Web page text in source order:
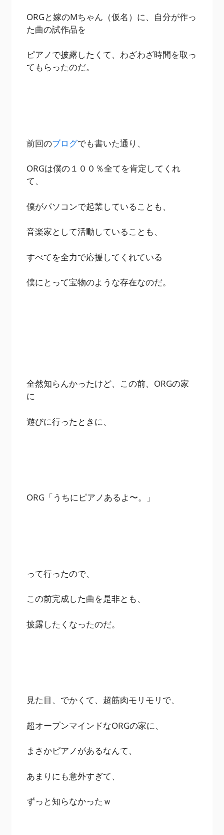
ORGと嫁のMちゃん（仮名）に、自分が作っ
た曲の試作品を
ピアノで披露したくて、わざわざ時間を取っ
てもらったのだ。
前回のブログでも書いた通り、
ORGは僕の１００％全てを肯定してくれ
て、
僕がパソコンで起業していることも、
音楽家として活動していることも、
すべてを全力で応援してくれている
僕にとって宝物のような存在なのだ。
全然知らんかったけど、この前、ORGの家
に
遊びに行ったときに、
ORG「うちにピアノあるよ〜。」
って行ったので、
この前完成した曲を是非とも、
披露したくなったのだ。
見た目、でかくて、超筋肉モリモリで、
超オープンマインドなORGの家に、
まさかピアノがあるなんて、
あまりにも意外すぎて、
ずっと知らなかったｗ